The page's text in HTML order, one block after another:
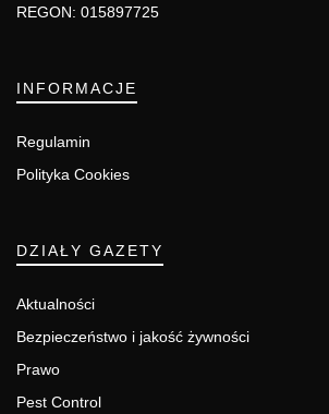
REGON: 015897725
INFORMACJE
Regulamin
Polityka Cookies
DZIAŁY GAZETY
Aktualności
Bezpieczeństwo i jakość żywności
Prawo
Pest Control